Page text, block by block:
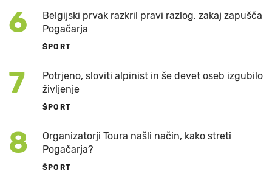
6
Belgijski prvak razkril pravi razlog, zakaj zapušča
Pogačarja
ŠPORT
7
Potrjeno, sloviti alpinist in še devet oseb izgubilo
življenje
ŠPORT
8
Organizatorji Toura našli način, kako streti
Pogačarja?
ŠPORT